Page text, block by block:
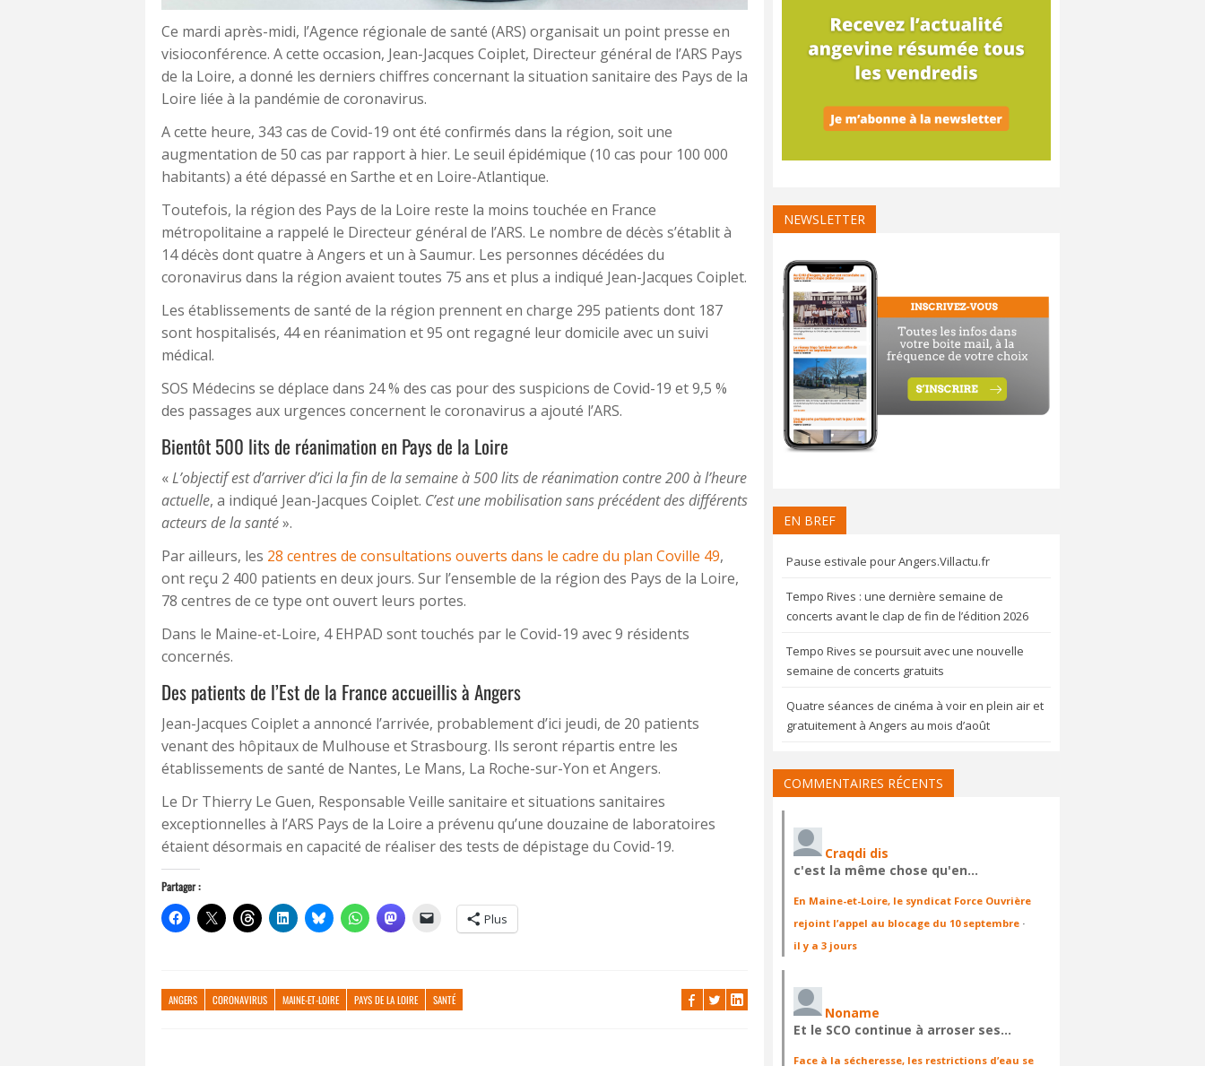
Ce mardi après-midi, l’Agence régionale de santé (ARS) organisait un point presse en
visioconférence. A cette occasion, Jean-Jacques Coiplet, Directeur général de l’ARS Pays
de la Loire, a donné les derniers chiffres concernant la situation sanitaire des Pays de la
Loire liée à la pandémie de coronavirus.
A cette heure, 343 cas de Covid-19 ont été confirmés dans la région, soit une
augmentation de 50 cas par rapport à hier. Le seuil épidémique (10 cas pour 100 000
habitants) a été dépassé en Sarthe et en Loire-Atlantique.
Toutefois, la région des Pays de la Loire reste la moins touchée en France
métropolitaine a rappelé le Directeur général de l’ARS. Le nombre de décès s’établit à
14 décès dont quatre à Angers et un à Saumur. Les personnes décédées du
coronavirus dans la région avaient toutes 75 ans et plus a indiqué Jean-Jacques Coiplet.
Les établissements de santé de la région prennent en charge 295 patients dont 187
sont hospitalisés, 44 en réanimation et 95 ont regagné leur domicile avec un suivi
médical.
SOS Médecins se déplace dans 24 % des cas pour des suspicions de Covid-19 et 9,5 %
des passages aux urgences concernent le coronavirus a ajouté l’ARS.
Bientôt 500 lits de réanimation en Pays de la Loire
«L’objectif est d’arriver d’ici la fin de la semaine à 500 lits de réanimation contre 200 à l’heure
actuelle, a indiqué Jean-Jacques Coiplet. C’est une mobilisation sans précédent des différents
acteurs de la santé».
Par ailleurs, les 28 centres de consultations ouverts dans le cadre du plan Coville 49,
ont reçu 2 400 patients en deux jours. Sur l’ensemble de la région des Pays de la Loire,
78 centres de ce type ont ouvert leurs portes.
Dans le Maine-et-Loire, 4 EHPAD sont touchés par le Covid-19 avec 9 résidents
concernés.
Des patients de l’Est de la France accueillis à Angers
Jean-Jacques Coiplet a annoncé l’arrivée, probablement d’ici jeudi, de 20 patients
venant des hôpitaux de Mulhouse et Strasbourg. Ils seront répartis entre les
établissements de santé de Nantes, Le Mans, La Roche-sur-Yon et Angers.
Le Dr Thierry Le Guen, Responsable Veille sanitaire et situations sanitaires
exceptionnelles à l’ARS Pays de la Loire a prévenu qu’une douzaine de laboratoires
étaient désormais en capacité de réaliser des tests de dépistage du Covid-19.
Partager :
Plus
ANGERS CORONAVIRUS MAINE-ET-LOIRE PAYS DE LA LOIRE SANTÉ
NEWSLETTER
EN BREF
Pause estivale pour Angers.Villactu.fr
Tempo Rives : une dernière semaine de
concerts avant le clap de fin de l’édition 2026
Tempo Rives se poursuit avec une nouvelle
semaine de concerts gratuits
Quatre séances de cinéma à voir en plein air et
gratuitement à Angers au mois d’août
COMMENTAIRES RÉCENTS
Craqdi dis
c'est la même chose qu'en…
En Maine-et-Loire, le syndicat Force Ouvrière
rejoint l’appel au blocage du 10 septembre ·
il y a 3 jours
Noname
Et le SCO continue à arroser ses…
Face à la sécheresse, les restrictions d’eau se